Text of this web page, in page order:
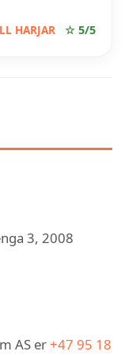
HARJAR ☆ 5/5
3, 2008
AS er+47 95 18